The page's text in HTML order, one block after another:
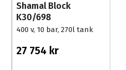
Shamal Block
K30/698
400 v, 10 bar, 270l tank
27 754 kr